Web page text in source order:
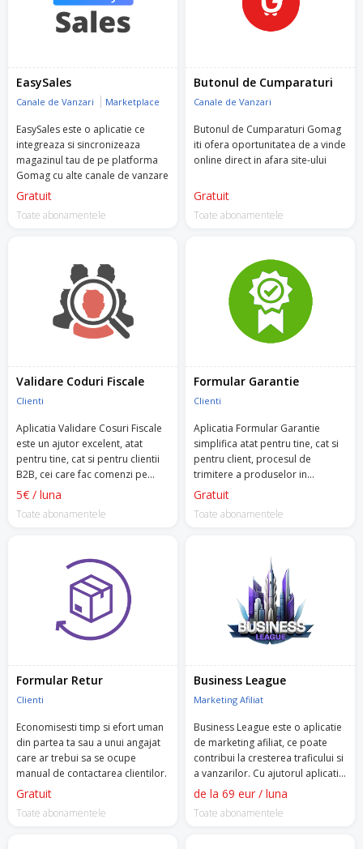
EasySales
Canale de Vanzari Marketplace
EasySales este o aplicatie ce
integreaza si sincronizeaza
magazinul tau de pe platforma
Gomag cu alte canale de vanzare
Gratuit
Toate abonamentele
Butonul de Cumparaturi
Canale de Vanzari
Butonul de Cumparaturi Gomag
iti ofera oportunitatea de a vinde
online direct in afara site-ului
Gratuit
Toate abonamentele
Validare Coduri Fiscale
Clienti
Aplicatia Validare Cosuri Fiscale
este un ajutor excelent, atat
pentru tine, cat si pentru clientii
B2B, cei care fac comenzi pe
firma.
5€ / luna
Toate abonamentele
Formular Garantie
Clienti
Aplicatia Formular Garantie
simplifica atat pentru tine, cat si
pentru client, procesul de
trimitere a produselor in
garantie.
Gratuit
Toate abonamentele
Formular Retur
Clienti
Economisesti timp si efort uman
din partea ta sau a unui angajat
care ar trebui sa se ocupe
manual de contactarea clientilor.
Gratuit
Toate abonamentele
Business League
Marketing Afiliat
Business League este o aplicatie
de marketing afiliat, ce poate
contribui la cresterea traficului si
a vanzarilor. Cu ajutorul aplicatiei
vei putea colabora cu afiliati ce
marketing pentru magazinul tau
de la 69 eur / luna
Toate abonamentele